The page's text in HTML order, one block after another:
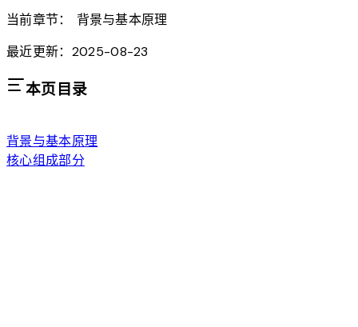
当前章节：
背景与基本原理
最近更新：2025-08-23
本页目录
背景与基本原理
核心组成部分